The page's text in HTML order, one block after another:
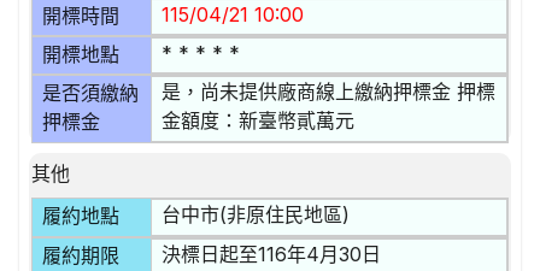
開標時間 115/04/21 10:00
開標地點 * * * * *
是否須繳納
押標金
是，尚未提供廠商線上繳納押標金 押標
金額度：新臺幣貳萬元
其他
履約地點
台中市(非原住民地區)
履約期限 決標日起至116年4月30日